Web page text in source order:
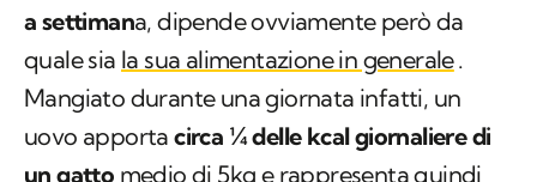
a settimana, dipende ovviamente però da
quale sia la sua alimentazione in generale.
Mangiato durante una giornata infatti, un
uovo apportacirca ¼ delle kcal giornaliere di
un gatto medio di 5kg e rappresenta quindi